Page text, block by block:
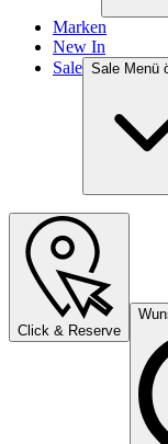
Marken
New In
Sale Sale Menü
Click & Reserve